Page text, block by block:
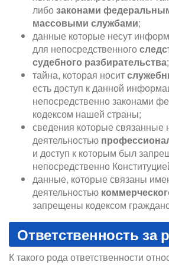
либозаконами
массовыми службами;
данные которые несут
для непосредственного
судебного разбирательства;
тайна, которая носит
есть доступ к данной
непосредственно законами
кодексом нашей страны;
сведения которые связанные
деятельностью
и доступ к которым был
непосредственно
данные, которые связаны
деятельностью
запрещены кодексом
Ответственность за
К такого рода ответственности